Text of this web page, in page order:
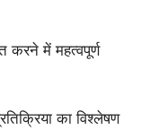
करने में महत्वपूर्ण
का विश्लेषण